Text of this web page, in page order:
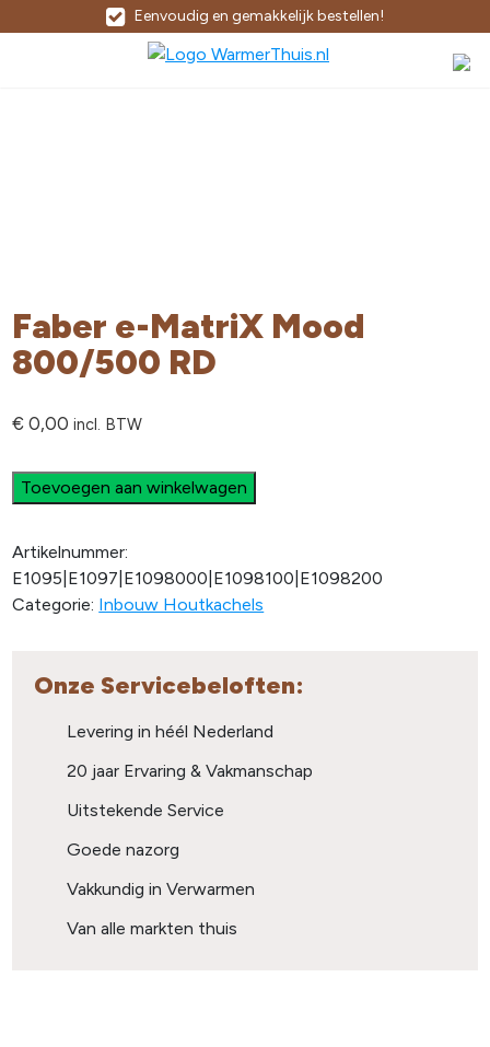
Eenvoudig en gemakkelijk bestellen!
Faber e-MatriX Mood
800/500 RD
€ 0,00 incl. BTW
Toevoegen aan winkelwagen
Artikelnummer:
E1095|E1097|E1098000|E1098100|E1098200
Categorie: Inbouw Houtkachels
Onze Servicebeloften:
Levering in héél Nederland
20 jaar Ervaring & Vakmanschap
Uitstekende Service
Goede nazorg
Vakkundig in Verwarmen
Van alle markten thuis